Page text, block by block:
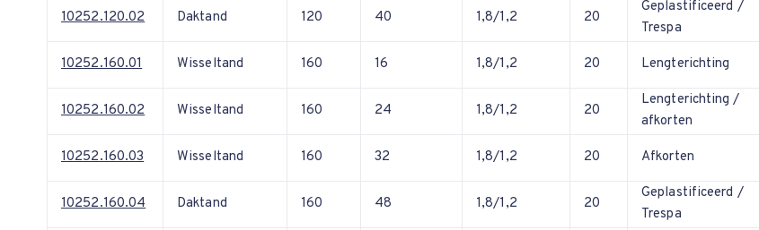
10252.120.02 Daktand 120 40 1,8/1,2 20
Geplastificeerd /
Trespa
10252.160.01 Wisseltand 160 16 1,8/1,2 20 Lengterichting
10252.160.02 Wisseltand 160 24 1,8/1,2 20
Lengterichting /
afkorten
10252.160.03 Wisseltand 160 32 1,8/1,2 20 Afkorten
10252.160.04 Daktand 160 48 1,8/1,2 20
Geplastificeerd /
Trespa